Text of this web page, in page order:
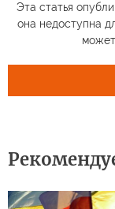
Эта статья
она недоступна